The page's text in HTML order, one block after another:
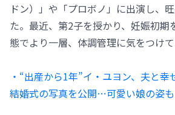
ドン）」や「プロボノ」に出演し、
た。最近、第2子を授かり、妊娠初期
態でより一層、体調管理に気をつけて
・“出産から1年”イ・ユヨン、夫と
結婚式の写真を公開…可愛い娘の姿も